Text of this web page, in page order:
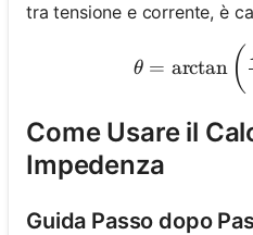
tra tensione e corrente, è
θ = arctan (
Come Usare il
Impedenza
Guida Passo dopo